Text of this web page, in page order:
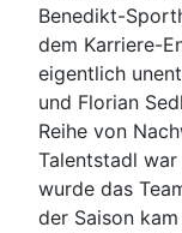
Benedikt-
dem Karriere-
eigentlich
und Florian
Reihe von
Talentstadl
wurde das
der Saison